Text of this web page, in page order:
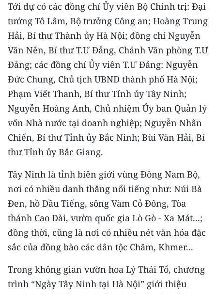
THẾ GIỚI
THỂ THAO
GIÁO DỤC
Y TẾ
KHOA HỌC - CÔNG NGHỆ
MÔI TRƯỜNG
BẠN ĐỌC
KIỂM CHỨNG THÔNG TIN
TRI THỨC CHUYÊN SÂU
54 DÂN TỘC VIỆT NAM
CHƯƠNG TRÌNH OCOP - MỖI XÃ
Tới dự có các đồng chí Ủy viên Bộ Chính trị: Đại
tướng Tô Lâm, Bộ trưởng Công an; Hoàng Trung
Hải, Bí thư Thành ủy Hà Nội; đồng chí Nguyễn
Văn Nên, Bí thư T.Ư Đảng, Chánh Văn phòng T.Ư
Đảng; các đồng chí Ủy viên T.Ư Đảng: Nguyễn
Đức Chung, Chủ tịch UBND thành phố Hà Nội;
Phạm Viết Thanh, Bí thư Tỉnh ủy Tây Ninh;
Nguyễn Hoàng Anh, Chủ nhiệm Ủy ban Quản lý
vốn Nhà nước tại doanh nghiệp; Nguyễn Nhân
Chiến, Bí thư Tỉnh ủy Bắc Ninh; Bùi Văn Hải, Bí
thư Tỉnh ủy Bắc Giang.
Tây Ninh là tỉnh biên giới vùng Đông Nam Bộ,
nơi có nhiều danh thắng nổi tiếng như: Núi Bà
Đen, hồ Dầu Tiếng, sông Vàm Cỏ Đông, Tòa
thánh Cao Đài, vườn quốc gia Lò Gò - Xa Mát...;
đồng thời, cũng là nơi có nhiều nét văn hóa đặc
sắc của đồng bào các dân tộc Chăm, Khmer...
Trong không gian vườn hoa Lý Thái Tổ, chương
trình “Ngày Tây Ninh tại Hà Nội” giới thiệu